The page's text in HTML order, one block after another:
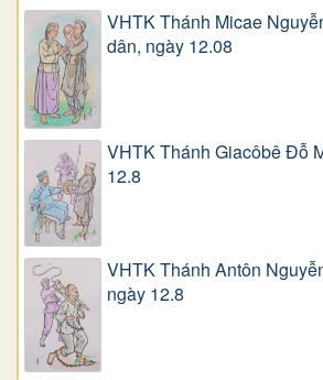
VHTK Thánh Micae
dân, ngày 12.08
VHTK Thánh Giacôbê Ðỗ
12.8
VHTK Thánh Antôn
ngày 12.8